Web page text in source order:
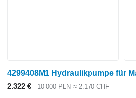
2.322 € 10.000 PLN ≈ 2.170 CHF